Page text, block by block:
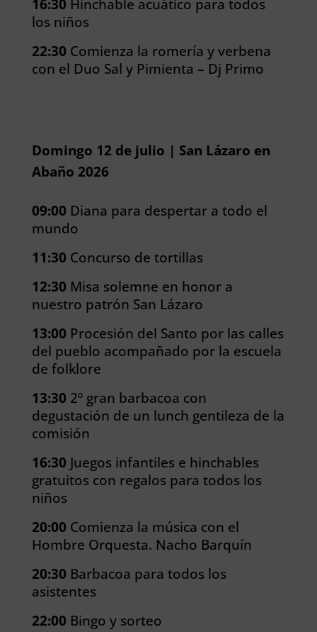
16:30 Hinchable acuático para todos
los niños
22:30 Comienza la romería y verbena
con el Duo Sal y Pimienta – Dj Primo
Domingo 12 de julio | San Lázaro en
Abaño 2026
09:00 Diana para despertar a todo el
mundo
11:30 Concurso de tortillas
12:30 Misa solemne en honor a
nuestro patrón San Lázaro
13:00 Procesión del Santo por las calles
del pueblo acompañado por la escuela
de folklore
13:30 2º gran barbacoa con
degustación de un lunch gentileza de la
comisión
16:30 Juegos infantiles e hinchables
gratuitos con regalos para todos los
niños
20:00 Comienza la música con el
Hombre Orquesta. Nacho Barquín
20:30 Barbacoa para todos los
asistentes
22:00 Bingo y sorteo